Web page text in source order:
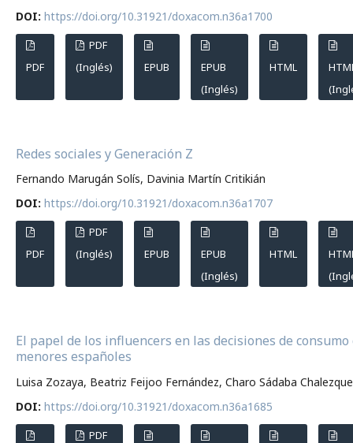
DOI: https://doi.org/10.31921/doxacom.n36a1700
PDF
PDF
(Inglés)
EPUB
EPUB
(Inglés)
HTML
Redes sociales y Generación Z
Fernando Marugán Solís, Davinia Martín Critikián
DOI: https://doi.org/10.31921/doxacom.n36a1707
PDF
PDF
(Inglés)
EPUB
EPUB
(Inglés)
HTML
El papel de los influencers en las decisiones de consumo
menores españoles
Luisa Zozaya, Beatriz Feijoo Fernández, Charo Sádaba
DOI: https://doi.org/10.31921/doxacom.n36a1685
PDF